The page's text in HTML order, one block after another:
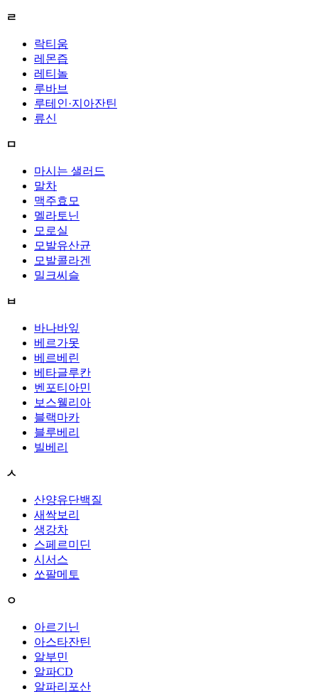
ㄹ
락티움
레몬즙
레티놀
루바브
루테인·지아잔틴
류신
ㅁ
마시는 샐러드
말차
맥주효모
멜라토닌
모로실
모발유산균
모발콜라겐
밀크씨슬
ㅂ
바나바잎
베르가못
베르베린
베타글루칸
벤포티아민
보스웰리아
블랙마카
블루베리
빌베리
ㅅ
산양유단백질
새싹보리
생강차
스페르미딘
시서스
쏘팔메토
ㅇ
아르기닌
아스타잔틴
알부민
알파CD
알파리포산